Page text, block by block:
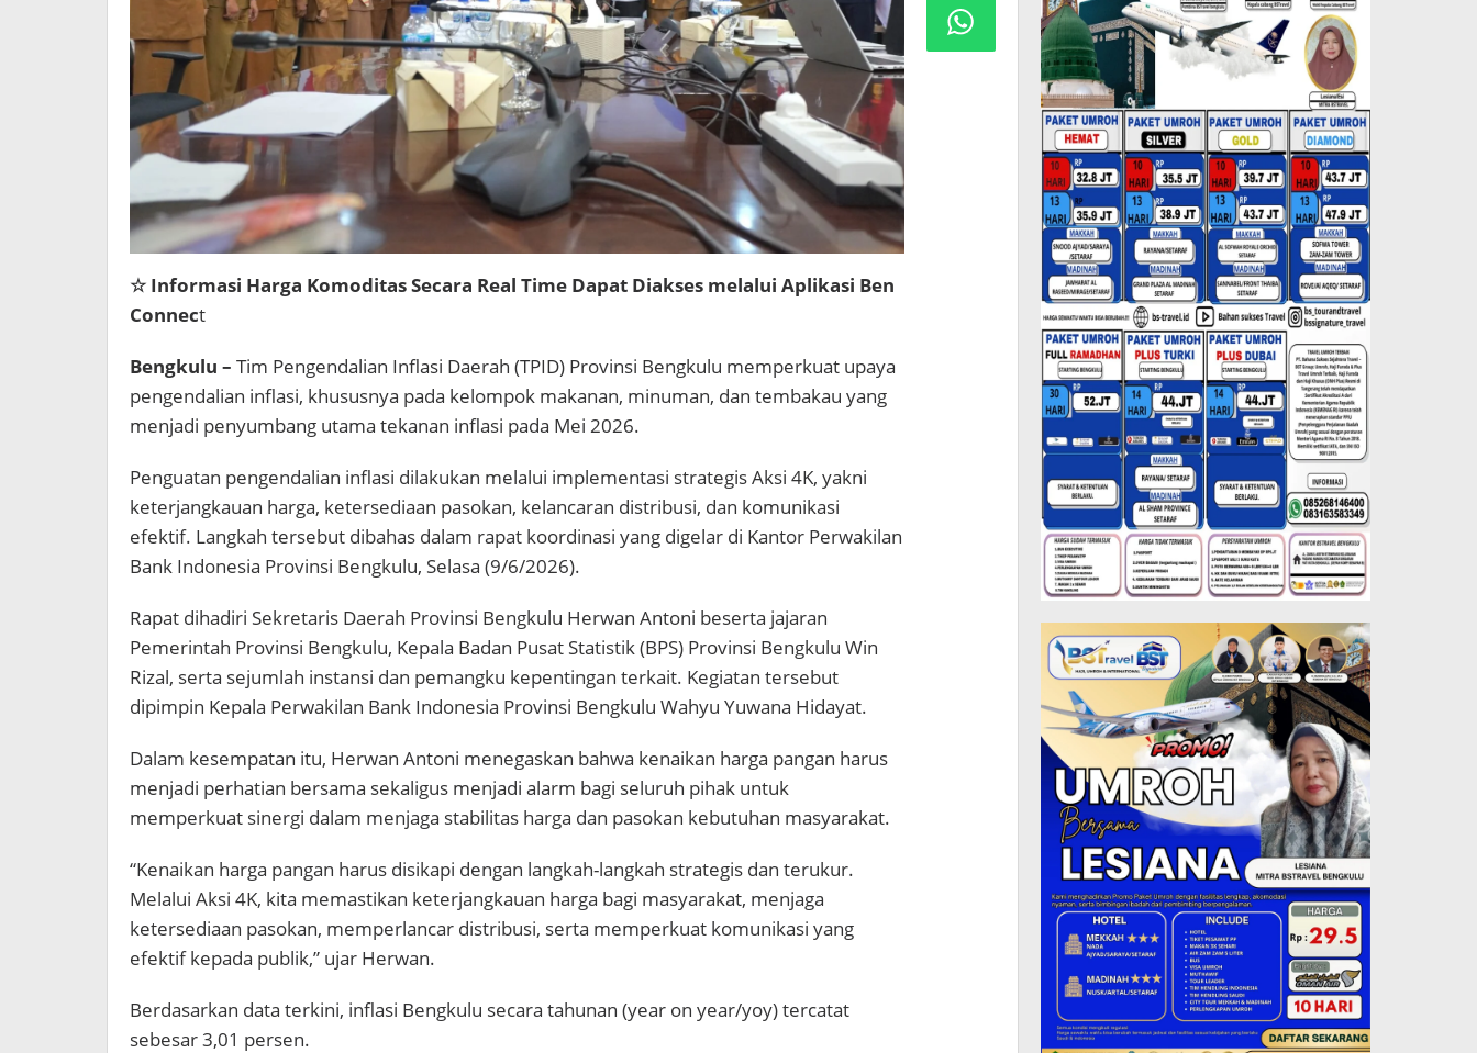
☆ Informasi Harga Komoditas Secara Real Time Dapat Diakses melalui Aplikasi Ben
Connect
Bengkulu – Tim Pengendalian Inflasi Daerah (TPID) Provinsi Bengkulu memperkuat upaya
pengendalian inflasi, khususnya pada kelompok makanan, minuman, dan tembakau yang
menjadi penyumbang utama tekanan inflasi pada Mei 2026.
Penguatan pengendalian inflasi dilakukan melalui implementasi strategis Aksi 4K, yakni
keterjangkauan harga, ketersediaan pasokan, kelancaran distribusi, dan komunikasi
efektif. Langkah tersebut dibahas dalam rapat koordinasi yang digelar di Kantor Perwakilan
Bank Indonesia Provinsi Bengkulu, Selasa (9/6/2026).
Rapat dihadiri Sekretaris Daerah Provinsi Bengkulu Herwan Antoni beserta jajaran
Pemerintah Provinsi Bengkulu, Kepala Badan Pusat Statistik (BPS) Provinsi Bengkulu Win
Rizal, serta sejumlah instansi dan pemangku kepentingan terkait. Kegiatan tersebut
dipimpin Kepala Perwakilan Bank Indonesia Provinsi Bengkulu Wahyu Yuwana Hidayat.
Dalam kesempatan itu, Herwan Antoni menegaskan bahwa kenaikan harga pangan harus
menjadi perhatian bersama sekaligus menjadi alarm bagi seluruh pihak untuk
memperkuat sinergi dalam menjaga stabilitas harga dan pasokan kebutuhan masyarakat.
“Kenaikan harga pangan harus disikapi dengan langkah-langkah strategis dan terukur.
Melalui Aksi 4K, kita memastikan keterjangkauan harga bagi masyarakat, menjaga
ketersediaan pasokan, memperlancar distribusi, serta memperkuat komunikasi yang
efektif kepada publik,” ujar Herwan.
Berdasarkan data terkini, inflasi Bengkulu secara tahunan (year on year/yoy) tercatat
sebesar 3,01 persen.